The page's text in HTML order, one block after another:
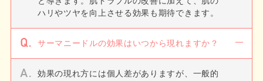
ハリやツヤを向上させる効果も期待できます。
サーマニードルの効果はいつから現れますか？
効果の現れ方には個人差がありますが、一般的